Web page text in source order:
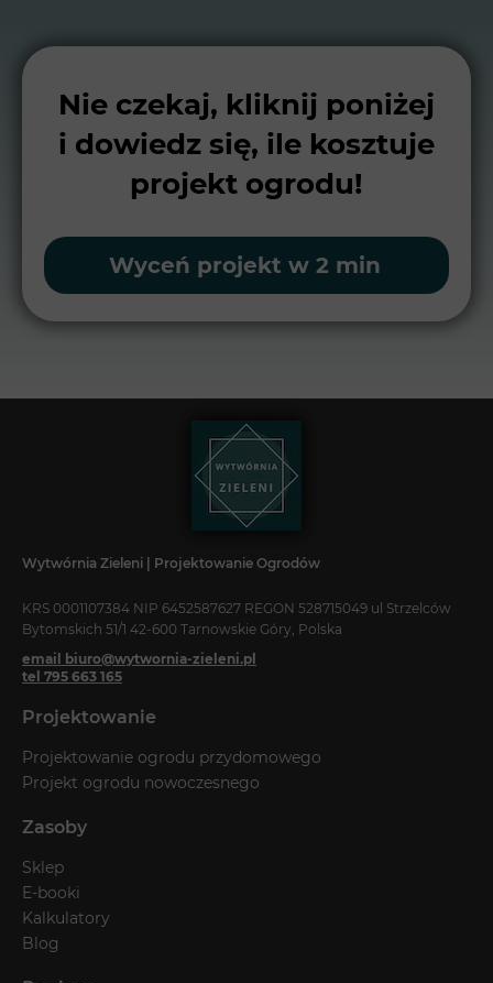
Nie czekaj, kliknij poniżej
i dowiedz się, ile kosztuje
projekt ogrodu!
Wyceń projekt w 2 min
Wytwórnia Zieleni | Projektowanie Ogrodów
KRS 0001107384 NIP 6452587627 REGON 528715049 ul Strzelców
Bytomskich 51/1 42-600 Tarnowskie Góry, Polska
email biuro@wytwornia-zieleni.pl
tel 795 663 165
Projektowanie
Projektowanie ogrodu przydomowego
Projekt ogrodu nowoczesnego
Zasoby
Sklep
E-booki
Kalkulatory
Blog